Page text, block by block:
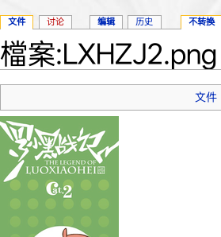
檔案:LXHZJ2.png
文件
文件 讨论 编辑 历史 不转换